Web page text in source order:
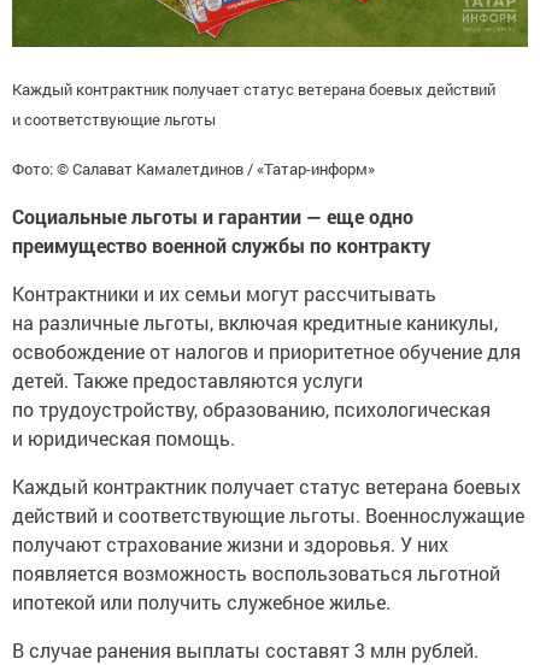
Каждый контрактник получает статус ветерана боевых действий
и соответствующие льготы
Фото: © Салават Камалетдинов / «Татар-информ»
Социальные льготы и гарантии — еще одно
преимущество военной службы по контракту
Контрактники и их семьи могут рассчитывать
на различные льготы, включая кредитные каникулы,
освобождение от налогов и приоритетное обучение для
детей. Также предоставляются услуги
по трудоустройству, образованию, психологическая
и юридическая помощь.
Каждый контрактник получает статус ветерана боевых
действий и соответствующие льготы. Военнослужащие
получают страхование жизни и здоровья. У них
появляется возможность воспользоваться льготной
ипотекой или получить служебное жилье.
В случае ранения выплаты составят 3 млн рублей.